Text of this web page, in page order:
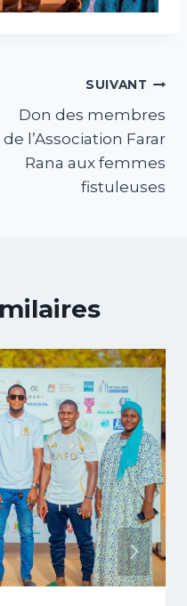
SUIVANT
Don des membres
de l’Association Farar
Rana aux femmes
fistuleuses